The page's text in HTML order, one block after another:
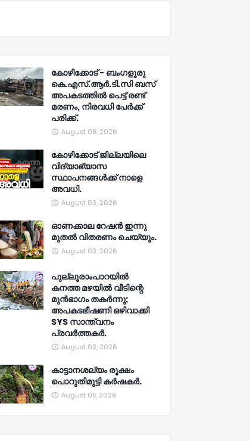
കോഴിക്കോട് - ബംഗളൂരു
കെ.എസ്.ആർ.ടി.സി ബസ്
അപകടത്തിൽ പെട്ട് രണ്ട്
മരണം, നിരവധി പേർക്ക്
പരിക്ക്.
August 08, 2026
കോഴിക്കോട് ജില്ലയിലെ
വിദ്യാഭ്യാസ
സ്ഥാപനങ്ങൾക്ക് നാളെ
അവധി.
August 03, 2026
ഓണക്കാല റേഷൻ ഇന്നു
മുതല്‍ വിതരണം ചെയ്യും.
August 03, 2026
പുല്ലൂരാംപാറയിൽ
കനത്ത മഴയിൽ വീടിന്റെ
മുൻഭാഗം തകർന്നു;
അപകടഭീഷണി ഒഴിവാക്കി
SYS സാന്ത്വനം
പ്രവർത്തകർ.
August 03, 2026
കാട്ടാനശല്യം രൂക്ഷം
പൊറുതിമുട്ടി കർഷകർ.
August 05, 2026